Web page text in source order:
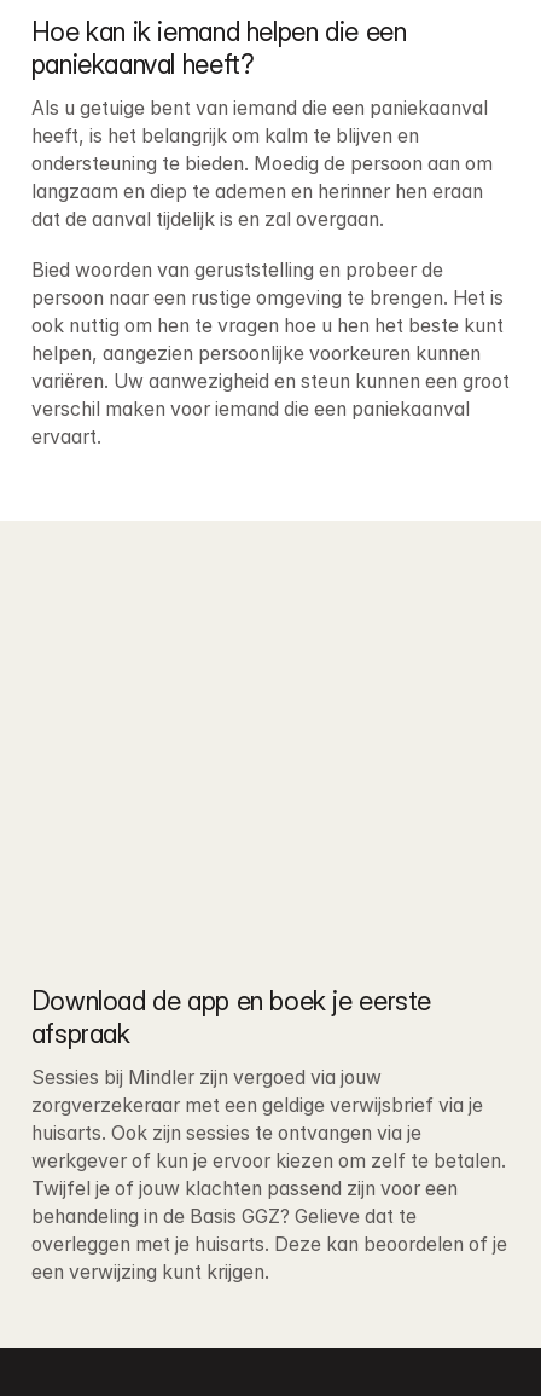
Hoe kan ik iemand helpen die een
paniekaanval heeft?
Als u getuige bent van iemand die een paniekaanval
heeft, is het belangrijk om kalm te blijven en
ondersteuning te bieden. Moedig de persoon aan om
langzaam en diep te ademen en herinner hen eraan
dat de aanval tijdelijk is en zal overgaan.
Bied woorden van geruststelling en probeer de
persoon naar een rustige omgeving te brengen. Het is
ook nuttig om hen te vragen hoe u hen het beste kunt
helpen, aangezien persoonlijke voorkeuren kunnen
variëren. Uw aanwezigheid en steun kunnen een groot
verschil maken voor iemand die een paniekaanval
ervaart.
Download de app en boek je eerste
afspraak
Sessies bij Mindler zijn vergoed via jouw
zorgverzekeraar met een geldige verwijsbrief via je
huisarts. Ook zijn sessies te ontvangen via je
werkgever of kun je ervoor kiezen om zelf te betalen.
Twijfel je of jouw klachten passend zijn voor een
behandeling in de Basis GGZ? Gelieve dat te
overleggen met je huisarts. Deze kan beoordelen of je
een verwijzing kunt krijgen.